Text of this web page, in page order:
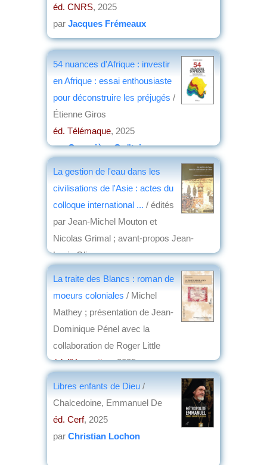
éd. CNRS, 2025
par Jacques Frémeaux
54 nuances d'Afrique : investir
en Afrique : essai enthousiaste
pour déconstruire les préjugés /
Étienne Giros
éd. Télémaque, 2025
parGeneviève Goëtzinger
La gestion de l'eau dans les
civilisations de l'Asie : actes du
colloque international ... / édités
par Jean-Michel Mouton et
Nicolas Grimal ; avant-propos Jean-
Louis Oliver
éd. Académie des Inscriptions et Belles-
La traite des Blancs : roman de
moeurs coloniales / Michel
Mathey ; présentation de Jean-
Dominique Pénel avec la
collaboration de Roger Little
éd. l’Harmattan, 2025
Libres enfants de Dieu /
Chalcedoine, Emmanuel De
éd. Cerf, 2025
par Christian Lochon